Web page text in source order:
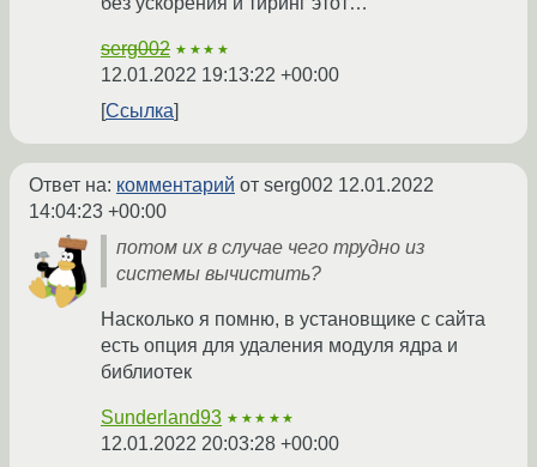
serg002 ★★★★
12.01.2022 19:13:22 +00:00
Ссылка
Ответ на: комментарий от serg002 12.01.2022
14:04:23 +00:00
потом их в случае чего трудно из
системы вычистить?
Насколько я помню, в установщике с сайта
есть опция для удаления модуля ядра и
библиотек
Sunderland93 ★★★★★
12.01.2022 20:03:28 +00:00